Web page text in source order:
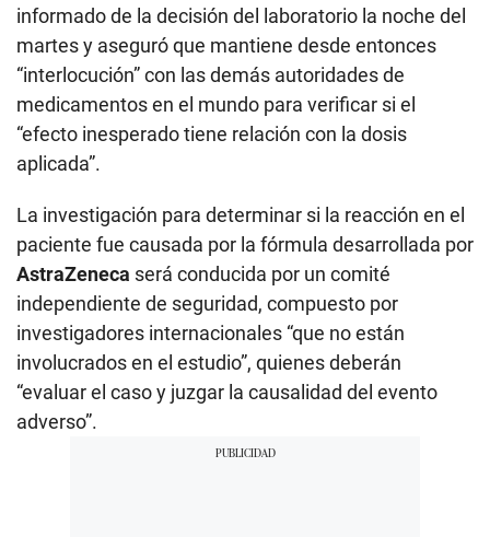
informado de la decisión del laboratorio la noche del
martes y aseguró que mantiene desde entonces
“interlocución” con las demás autoridades de
medicamentos en el mundo para verificar si el
“efecto inesperado tiene relación con la dosis
aplicada”.
La investigación para determinar si la reacción en el
paciente fue causada por la fórmula desarrollada por
AstraZeneca será conducida por un comité
independiente de seguridad, compuesto por
investigadores internacionales “que no están
involucrados en el estudio”, quienes deberán
“evaluar el caso y juzgar la causalidad del evento
adverso”.